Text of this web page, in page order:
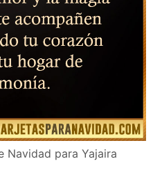
Navidad para Yajaira